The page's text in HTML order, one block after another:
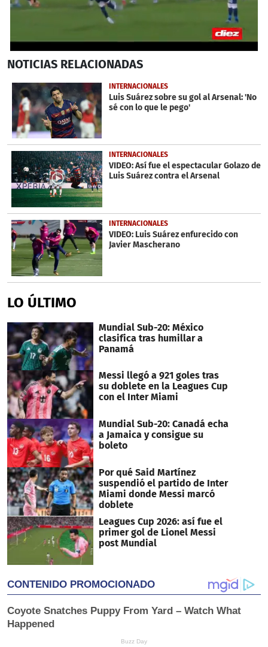
seconds
2
minutes,
seconds
NOTICIAS RELACIONADAS
INTERNACIONALES
Luis Suárez sobre su gol al Arsenal: 'No
sé con lo que le pego'
INTERNACIONALES
VIDEO: Así fue el espectacular Golazo de
Luis Suárez contra el Arsenal
INTERNACIONALES
VIDEO: Luis Suárez enfurecido con
Javier Mascherano
LO ÚLTIMO
Mundial Sub-20: México
clasifica tras humillar a
Panamá
Messi llegó a 921 goles tras
su doblete en la Leagues Cup
con el Inter Miami
Mundial Sub-20: Canadá echa
a Jamaica y consigue su
boleto
Por qué Said Martínez
suspendió el partido de Inter
Miami donde Messi marcó
doblete
Leagues Cup 2026: así fue el
primer gol de Lionel Messi
post Mundial